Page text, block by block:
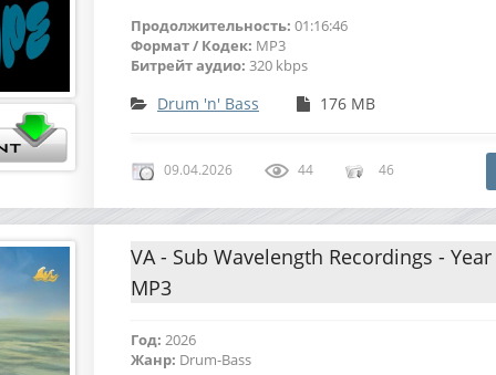
Продолжительность: 01:16:46
Формат / Кодек: MP3
Битрейт аудио: 320 kbps
Drum 'n' Bass 176 MB
09.04.2026 44 46
VA - Sub Wavelength Recordings -
MP3
Год: 2026
Жанр: Drum-Bass